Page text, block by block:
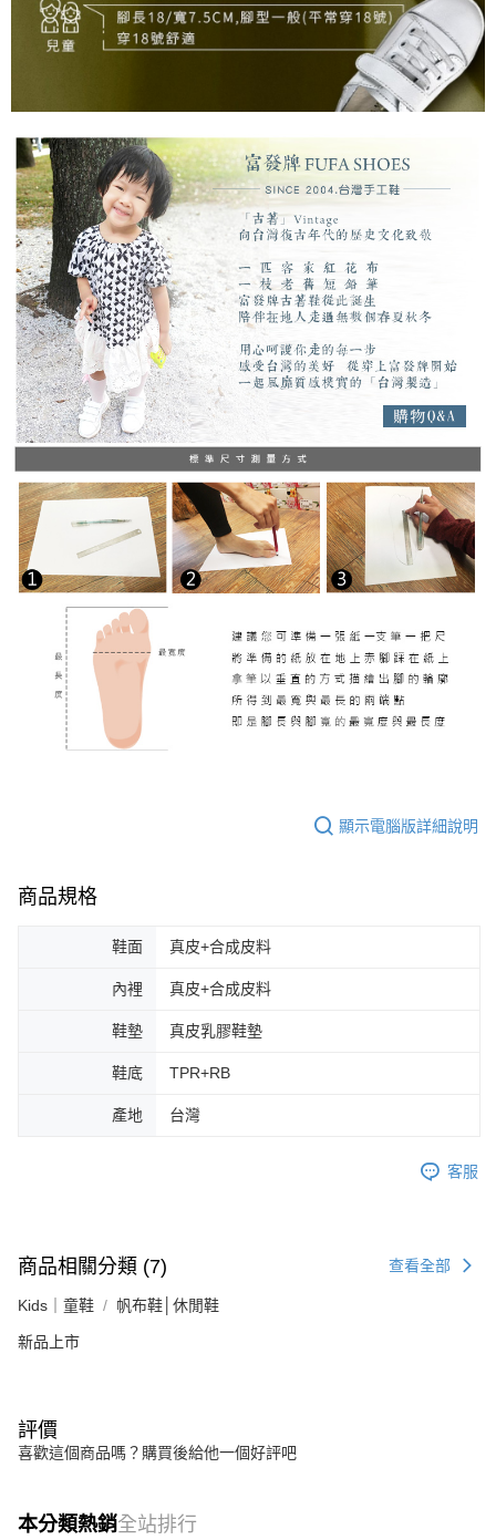
顯示電腦版詳細說明
商品規格
鞋面 真皮+合成皮料
內裡 真皮+合成皮料
鞋墊 真皮乳膠鞋墊
鞋底 TPR+RB
產地 台灣
客服
商品相關分類 (7) 查看全部
Kids｜童鞋 帆布鞋│休閒鞋
新品上市
評價
喜歡這個商品嗎？購買後給他一個好評吧
本分類熱銷全站排行